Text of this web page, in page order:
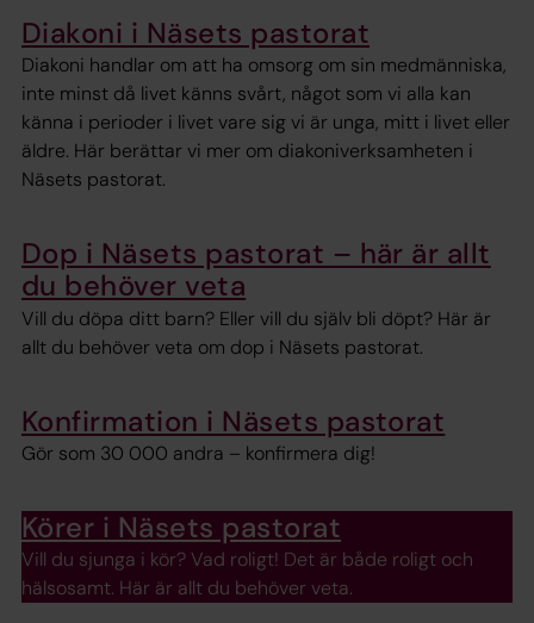
Diakoni i Näsets pastorat
Diakoni handlar om att ha omsorg om sin medmänniska,
inte minst då livet känns svårt, något som vi alla kan
känna i perioder i livet vare sig vi är unga, mitt i livet eller
äldre. Här berättar vi mer om diakoniverksamheten i
Näsets pastorat.
Dop i Näsets pastorat – här är allt
du behöver veta
Vill du döpa ditt barn? Eller vill du själv bli döpt? Här är
allt du behöver veta om dop i Näsets pastorat.
Konfirmation i Näsets pastorat
Gör som 30 000 andra – konfirmera dig!
Körer i Näsets pastorat
Vill du sjunga i kör? Vad roligt! Det är både roligt och
hälsosamt. Här är allt du behöver veta.